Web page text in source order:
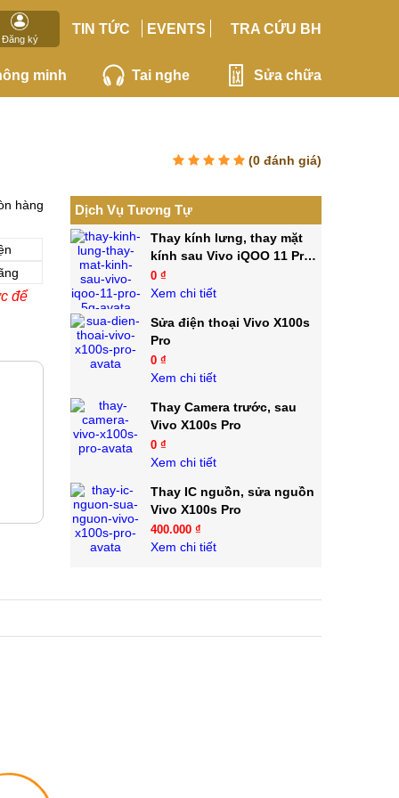
Đăng ký
TIN TỨC EVENTS TRA CỨU BH
minh Tai nghe Sửa chữa
(0 đánh giá)
hàng
để
Dịch Vụ Tương Tự
Thay kính lưng, thay mặt
kính sau Vivo iQOO 11 Pro
5G
0 ₫
Xem chi tiết
Sửa điện thoại Vivo X100s
Pro
0 ₫
Xem chi tiết
Thay Camera trước, sau
Vivo X100s Pro
0 ₫
Xem chi tiết
Thay IC nguồn, sửa nguồn
Vivo X100s Pro
400.000 ₫
Xem chi tiết